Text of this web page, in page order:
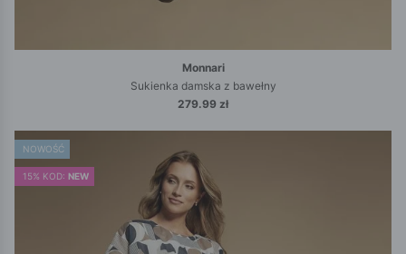
Monnari
Sukienka damska z bawełny
279.99 zł
NOWOŚĆ
15% KOD: NEW